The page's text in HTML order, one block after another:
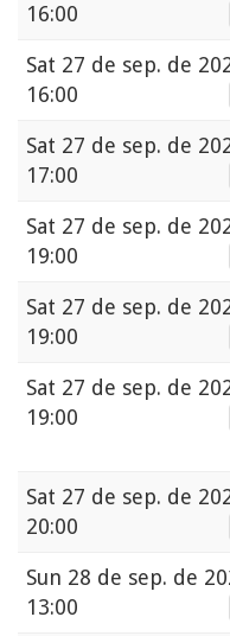
16:00
Sat 27 de sep. de
16:00
Sat 27 de sep. de
17:00
Sat 27 de sep. de
19:00
Sat 27 de sep. de
19:00
Sat 27 de sep. de
19:00
Sat 27 de sep. de
20:00
Sun 28 de sep. de
13:00